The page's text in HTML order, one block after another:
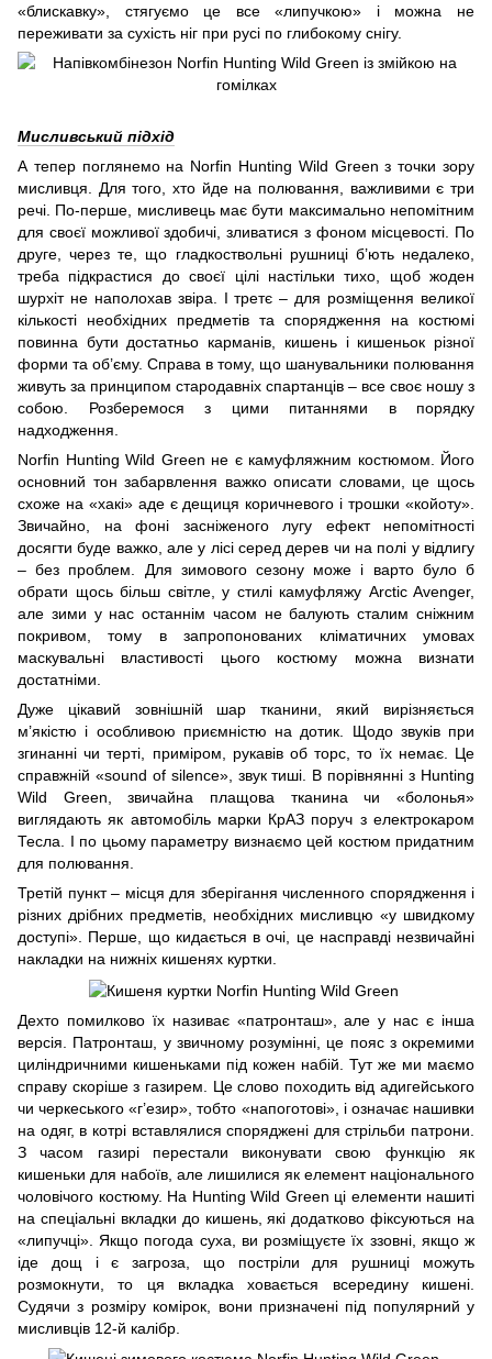
«блискавку», стягуємо це все «липучкою» і можна не
переживати за сухість ніг при русі по глибокому снігу.
Мисливський підхід
А тепер поглянемо на Norfin Hunting Wild Green з точки зору
мисливця. Для того, хто йде на полювання, важливими є три
речі. По-перше, мисливець має бути максимально непомітним
для своєї можливої здобичі, зливатися з фоном місцевості. По
друге, через те, що гладкоствольні рушниці б’ють недалеко,
треба підкрастися до своєї цілі настільки тихо, щоб жоден
шурхіт не наполохав звіра. І третє – для розміщення великої
кількості необхідних предметів та спорядження на костюмі
повинна бути достатньо карманів, кишень і кишеньок різної
форми та об’єму. Справа в тому, що шанувальники полювання
живуть за принципом стародавніх спартанців – все своє ношу з
собою. Розберемося з цими питаннями в порядку
надходження.
Norfin Hunting Wild Green не є камуфляжним костюмом. Його
основний тон забарвлення важко описати словами, це щось
схоже на «хакі» аде є дещиця коричневого і трошки «койоту».
Звичайно, на фоні засніженого лугу ефект непомітності
досягти буде важко, але у лісі серед дерев чи на полі у відлигу
– без проблем. Для зимового сезону може і варто було б
обрати щось більш світле, у стилі камуфляжу Arctic Avenger,
але зими у нас останнім часом не балують сталим сніжним
покривом, тому в запропонованих кліматичних умовах
маскувальні властивості цього костюму можна визнати
достатніми.
Дуже цікавий зовнішній шар тканини, який вирізняється
м’якістю і особливою приємністю на дотик. Щодо звуків при
згинанні чи терті, приміром, рукавів об торс, то їх немає. Це
справжній «sound of silence», звук тиші. В порівнянні з Hunting
Wild Green, звичайна плащова тканина чи «болонья»
виглядають як автомобіль марки КрАЗ поруч з електрокаром
Тесла. І по цьому параметру визнаємо цей костюм придатним
для полювання.
Третій пункт – місця для зберігання численного спорядження і
різних дрібних предметів, необхідних мисливцю «у швидкому
доступі». Перше, що кидається в очі, це насправді незвичайні
накладки на нижніх кишенях куртки.
Дехто помилково їх називає «патронташ», але у нас є інша
версія. Патронташ, у звичному розумінні, це пояс з окремими
циліндричними кишеньками під кожен набій. Тут же ми маємо
справу скоріше з газирем. Це слово походить від адигейського
чи черкеського «г’езир», тобто «напоготові», і означає нашивки
на одяг, в котрі вставлялися споряджені для стрільби патрони.
З часом газирі перестали виконувати свою функцію як
кишеньки для набоїв, але лишилися як елемент національного
чоловічого костюму. На Hunting Wild Green ці елементи нашиті
на спеціальні вкладки до кишень, які додатково фіксуються на
«липучці». Якщо погода суха, ви розміщуєте їх ззовні, якщо ж
іде дощ і є загроза, що постріли для рушниці можуть
розмокнути, то ця вкладка ховається всередину кишені.
Судячи з розміру комірок, вони призначені під популярний у
мисливців 12-й калібр.